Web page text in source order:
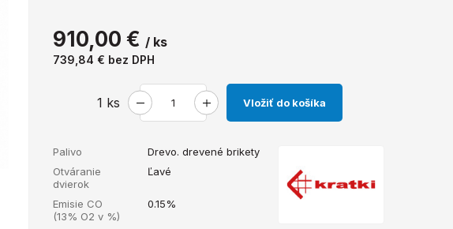
910,00 € / ks
739,84 € bez DPH
1 ks Vložiť do košíka
Palivo
Drevo. drevené brikety
Otváranie
dvierok
Ľavé
Emisie CO
(13% O2 v %)
0.15%